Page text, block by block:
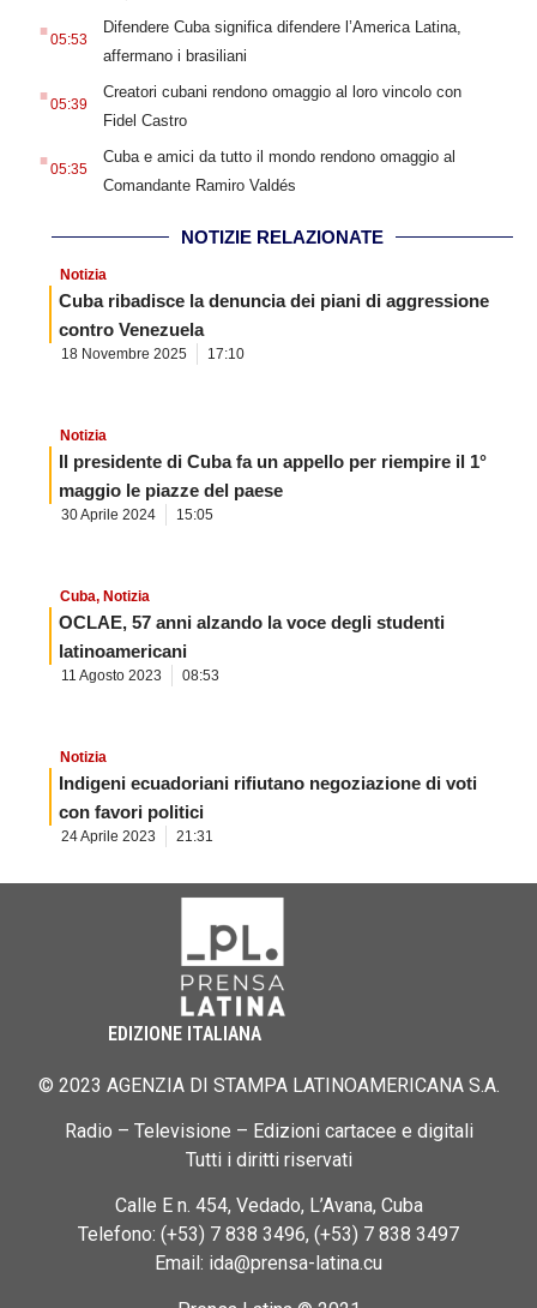
.05:53
Difendere Cuba significa difendere l’America Latina,
affermano i brasiliani
.05:39
Creatori cubani rendono omaggio al loro vincolo con
Fidel Castro
.05:35
Cuba e amici da tutto il mondo rendono omaggio al
Comandante Ramiro Valdés
NOTIZIE RELAZIONATE
Notizia
Cuba ribadisce la denuncia dei piani di aggressione
contro Venezuela
18 Novembre 2025 17:10
Notizia
Il presidente di Cuba fa un appello per riempire il 1°
maggio le piazze del paese
30 Aprile 2024 15:05
Cuba, Notizia
OCLAE, 57 anni alzando la voce degli studenti
latinoamericani
11 Agosto 2023 08:53
Notizia
Indigeni ecuadoriani rifiutano negoziazione di voti
con favori politici
24 Aprile 2023 21:31
EDIZIONE ITALIANA
© 2023 AGENZIA DI STAMPA LATINOAMERICANA S.A.
Radio – Televisione – Edizioni cartacee e digitali
Tutti i diritti riservati
Calle E n. 454, Vedado, L’Avana, Cuba
Telefono: (+53) 7 838 3496, (+53) 7 838 3497
Email: ida@prensa-latina.cu